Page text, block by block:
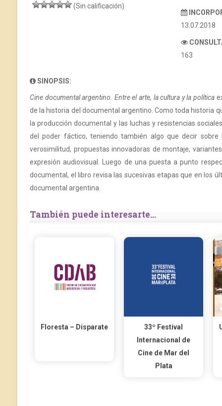
(Sin calificación)
13.07.2018
163
SINOPSIS:
Cine documental argentino. Entre el arte, la cultura y la política
de la historia del documental argentino. Como toda historia
la producción documental y las luchas y resistencias
del poder fáctico, teniendo también algo que decir
verosimilitud, propuestas innovadoras de montaje,
expresión audiovisual. Luego de una puesta a punto
documental, el libro revisa las sucesivas etapas que en los
documental argentina.
También puede interesarte...
Floresta – Disparate
33º Festival
Internacional de
Cine de Mar del
Plata